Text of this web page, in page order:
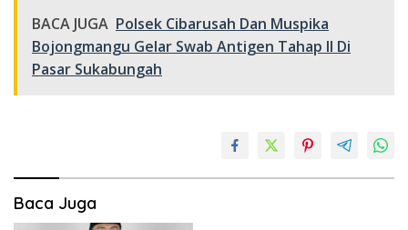
BACA JUGA Polsek Cibarusah Dan Muspika
Bojongmangu Gelar Swab Antigen Tahap II Di
Pasar Sukabungah
Baca Juga